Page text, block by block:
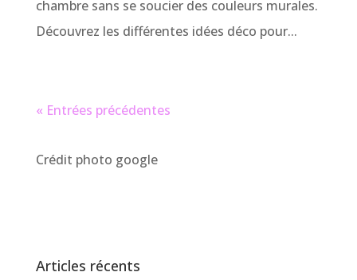
chambre sans se soucier des couleurs murales.
Découvrez les différentes idées déco pour...
« Entrées précédentes
Crédit photo google
Articles récents